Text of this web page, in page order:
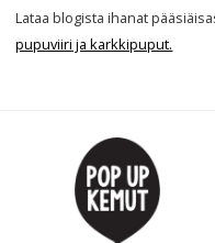
Lataa blogista ihanat
pupuviiri ja karkkipuput.